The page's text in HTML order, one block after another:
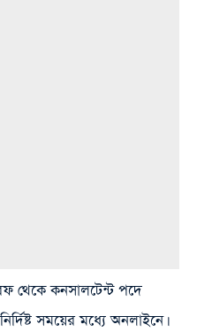
কনসালটেন্ট পদে
সময়ের মধ্যে অনলাইনে।